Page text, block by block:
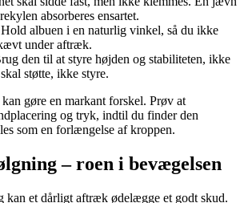
absorberes ensartet.
Hold albuen i en naturlig vinkel, så du ikke
under aftræk.
den til at styre højden og stabiliteten, ikke
støtte, ikke styre.
gøre en markant forskel. Prøv at
og tryk, indtil du finder den
som en forlængelse af kroppen.
– roen i bevægelsen
kan et dårligt aftræk ødelægge et godt skud.